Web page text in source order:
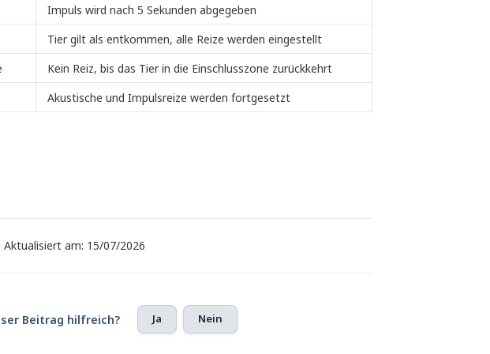
Impuls wird nach 5 Sekunden abgegeben
Tier gilt als entkommen, alle Reize werden eingestellt
Kein Reiz, bis das Tier in die Einschlusszone zurückkehrt
Akustische und Impulsreize werden fortgesetzt
Aktualisiert am: 15/07/2026
Beitrag hilfreich? Ja Nein